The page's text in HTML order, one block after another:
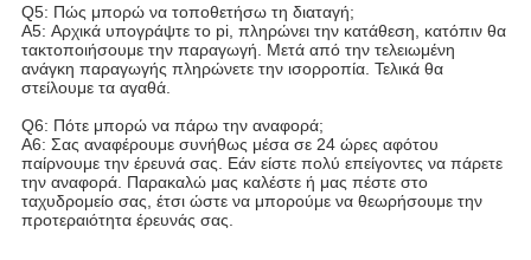
Q5: Πώς μπορώ να τοποθετήσω τη διαταγή;
A5: Αρχικά υπογράψτε το pi, πληρώνει την κατάθεση, κατόπιν θα
τακτοποιήσουμε την παραγωγή. Μετά από την τελειωμένη
ανάγκη παραγωγής πληρώνετε την ισορροπία. Τελικά θα
στείλουμε τα αγαθά.
Q6: Πότε μπορώ να πάρω την αναφορά;
A6: Σας αναφέρουμε συνήθως μέσα σε 24 ώρες αφότου
παίρνουμε την έρευνά σας. Εάν είστε πολύ επείγοντες να πάρετε
την αναφορά. Παρακαλώ μας καλέστε ή μας πέστε στο
ταχυδρομείο σας, έτσι ώστε να μπορούμε να θεωρήσουμε την
προτεραιότητα έρευνάς σας.